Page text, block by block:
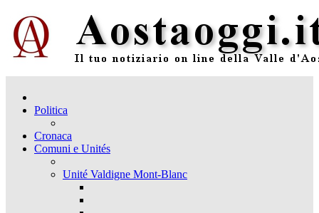
Politica
Cronaca
Comuni e Unités
Unité Valdigne Mont-Blanc